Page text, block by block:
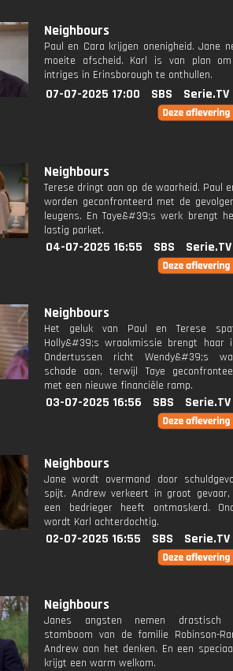
Neighbours
Paul en Cara krijgen onenigheid. Jane
moeite afscheid. Karl is van plan
intriges in Erinsborough te onthullen.
07-07-2025 17:00 SBS Serie.TV
Neighbours
Terese dringt aan op de waarheid. Paul
worden geconfronteerd met de
leugens. En Taye&#39;s werk brengt
lastig parket.
04-07-2025 16:55 SBS Serie.TV
Neighbours
Het geluk van Paul en Terese
Holly&#39;s wraakmissie brengt haar
Ondertussen richt Wendy&#39;s
schade aan, terwijl Taye
met een nieuwe financiële ramp.
03-07-2025 16:56 SBS Serie.TV
Neighbours
Jane wordt overmand door
spijt. Andrew verkeert in groot
een bedrieger heeft ontmaskerd.
wordt Karl achterdochtig.
02-07-2025 16:55 SBS Serie.TV
Neighbours
Janes angsten nemen
stamboom van de familie Robinson-
Andrew aan het denken. En een
krijgt een warm welkom.